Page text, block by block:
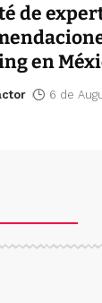
de
en
6 de